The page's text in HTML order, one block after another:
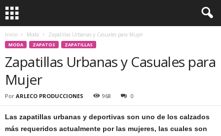
Inicio Moda Zapatillas Urbanas y Casuales para Mujer
MODA ZAPATOS ZAPATILLAS
Zapatillas Urbanas y Casuales para
Mujer
Por ARLECO PRODUCCIONES 968 0
Las zapatillas urbanas y deportivas son uno de los calzados
más requeridos actualmente por las mujeres, las cuales son